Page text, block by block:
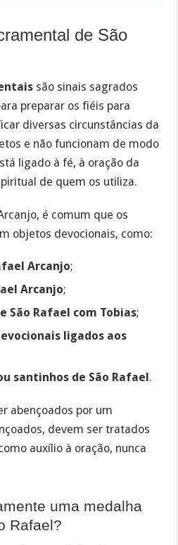
de São
são sinais sagrados
preparar os fiéis para
diversas circunstâncias da
e não funcionam de modo
ligado à fé, à oração da
de quem os utiliza.
é comum que os
objetos devocionais, como:
Arcanjo;
Arcanjo;
São Rafael com Tobias;
ligados aos
santinhos de São Rafael.
abençoados por um
devem ser tratados
auxílio à oração, nunca
uma medalha
Rafael?